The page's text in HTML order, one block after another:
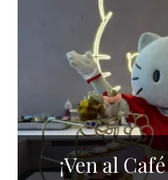
¡Ven al